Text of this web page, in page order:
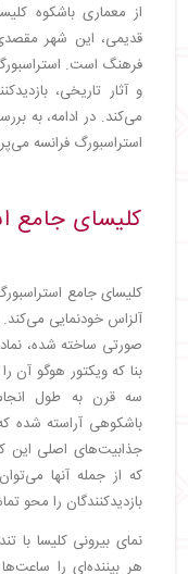
از معماری باشکوه
قدیمی، این شهر مقصدی
فرهنگ است.
و آثار تاریخی،
می‌کند. در ادامه، به
استراسبورگ فرانسه
کلیسای جامع
آلزاس خودنمایی
صورتی ساخته شده،
بنا که ویکتور هوگو آن
سه قرن به طول
باشکوهی آراسته شده
جذابیت‌های اصلی این
بازدیدکنندگان را محو
نمای بیرونی کلیسا با
هر بیننده‌ای را